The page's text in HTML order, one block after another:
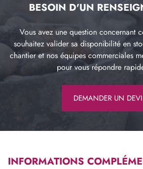
BESOIN D'UN
Vous avez une question concernant
souhaitez valider sa disponibilité en
chantier et nos équipes commerciales
pour vous répondre
DEMANDER UN
INFORMATIONS